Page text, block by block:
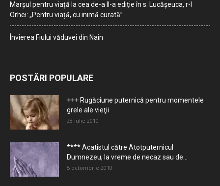
Marșul pentru viață la cea de-a II-a ediție în s. Lucășeuca, r-l
Orhei: „Pentru viață, cu inimă curată”
Învierea Fiului văduvei din Nain
POSTĂRI POPULARE
+++ Rugăciune puternică pentru momentele
grele ale vieţii
28 iulie 2010
**** Acatistul către Atotputernicul
Dumnezeu, la vreme de necaz sau de...
5 octombrie 2010